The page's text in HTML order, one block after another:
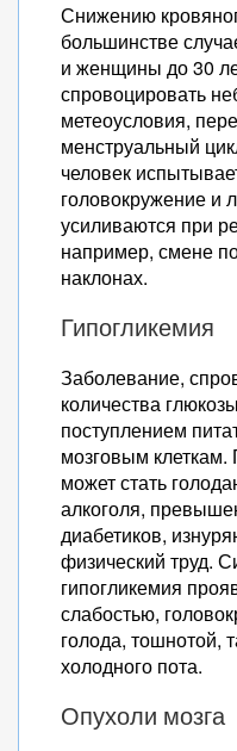
Снижению
большинстве
и женщины до 30
спровоцировать
метеоусловия,
менструальный
человек
головокружение и
усиливаются при
например, смене
наклонах.
Гипогликемия
Заболевание,
количества
поступлением
мозговым клеткам.
может стать
алкоголя,
диабетиков,
физический труд.
гипогликемия
слабостью,
голода, тошнотой,
холодного пота.
Опухоли мозга